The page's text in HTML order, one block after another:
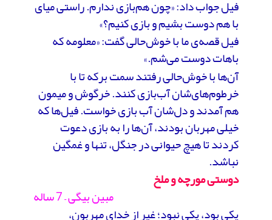
فیل جواب داد: «چون هم‌بازی ندارم. راستی میای
با هم دوست بشیم و بازی کنیم؟»
فیل قصه‌ی ما با خوش‌حالی گفت: «معلومه که
باهات دوست می‌شم.»
آن‌ها با خوش‌حالی رفتند سمت برکه تا با
خرطوم‌های‌شان آب‌بازی کنند. خرگوش و میمون
هم آمدند و دل‌شان آب بازی خواست. فیل‌ها که
خیلی مهربان بودند، آن‌ها را به بازی دعوت
کردند تا هیچ حیوانی در جنگل، تنها و غمگین
نباشد.
دوستی مورچه و ملخ
مبین بیگی – 7 ساله
یکی بود، یکی نبود؛ غیر از خدای مهربون،